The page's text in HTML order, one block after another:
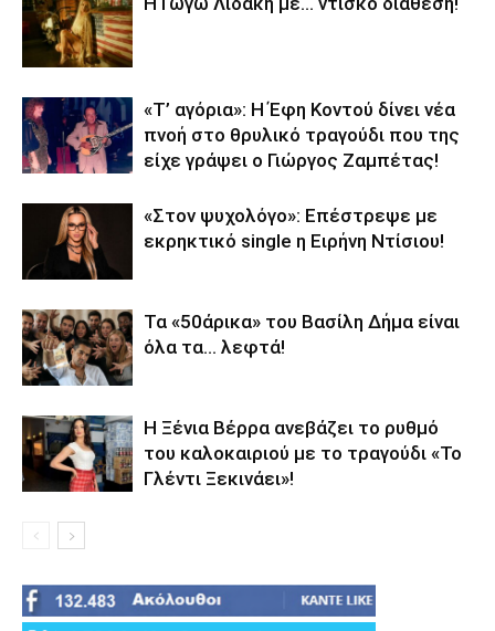
«Τ’ αγόρια»: Η Έφη Κοντού δίνει νέα
πνοή στο θρυλικό τραγούδι που της
είχε γράψει ο Γιώργος Ζαμπέτας!
«Στον ψυχολόγο»: Επέστρεψε με
εκρηκτικό single η Ειρήνη Ντίσιου!
Τα «50άρικα» του Βασίλη Δήμα είναι
όλα τα… λεφτά!
Η Ξένια Βέρρα ανεβάζει το ρυθμό
του καλοκαιριού με το τραγούδι «Το
Γλέντι Ξεκινάει»!